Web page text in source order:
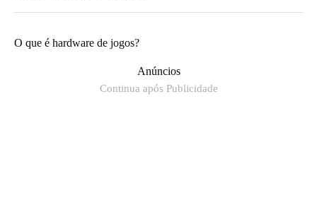
O que é hardware de jogos?
Anúncios
Continua após Publicidade